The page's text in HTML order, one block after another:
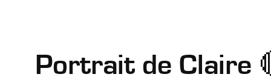
Portrait de Claire